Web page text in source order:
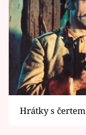
Hrátky s čertem